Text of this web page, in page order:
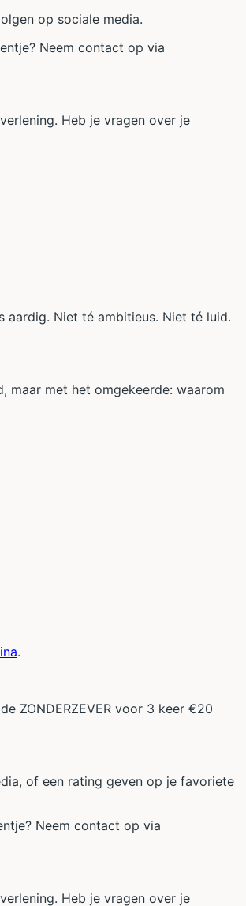
op sociale media.
Neem contact op via
Heb je vragen over je
aardig. Niet té ambitieus. Niet té luid.
maar met het omgekeerde: waarom
.
ZONDERZEVER voor 3 keer €20
of een rating geven op je favoriete
Neem contact op via
Heb je vragen over je